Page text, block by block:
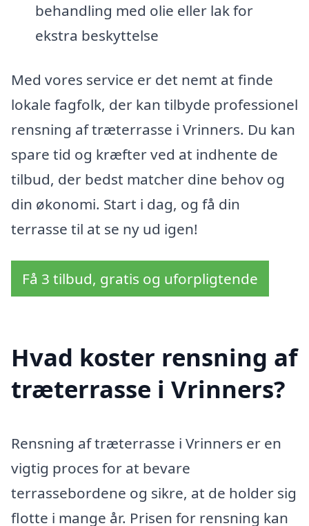
behandling med olie eller lak for
ekstra beskyttelse
Med vores service er det nemt at finde
lokale fagfolk, der kan tilbyde professionel
rensning af træterrasse i Vrinners. Du kan
spare tid og kræfter ved at indhente de
tilbud, der bedst matcher dine behov og
din økonomi. Start i dag, og få din
terrasse til at se ny ud igen!
Få 3 tilbud, gratis og uforpligtende
Hvad koster rensning af
træterrasse i Vrinners?
Rensning af træterrasse i Vrinners er en
vigtig proces for at bevare
terrassebordene og sikre, at de holder sig
flotte i mange år. Prisen for rensning kan